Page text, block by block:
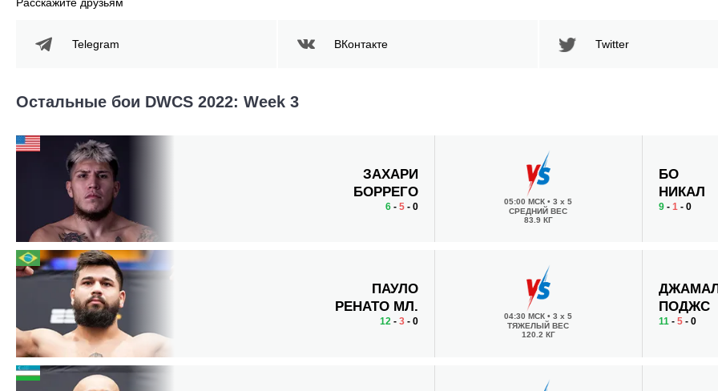
Telegram ВКонтакте Twitter
Остальные бои DWCS 2022: Week 3
ЗАХАРИ
БОРРЕГО
6- 5- 0 05:00 МСК• 3 x 5
СРЕДНИЙ ВЕС
83.9 КГ
БО
НИКАЛ
9 -1 - 0
ПАУЛО
РЕНАТО МЛ.
12- 3- 0 04:30 МСК• 3 x 5
ТЯЖЕЛЫЙ ВЕС
120.2 КГ
ПОДЖС
11 -5 - 0